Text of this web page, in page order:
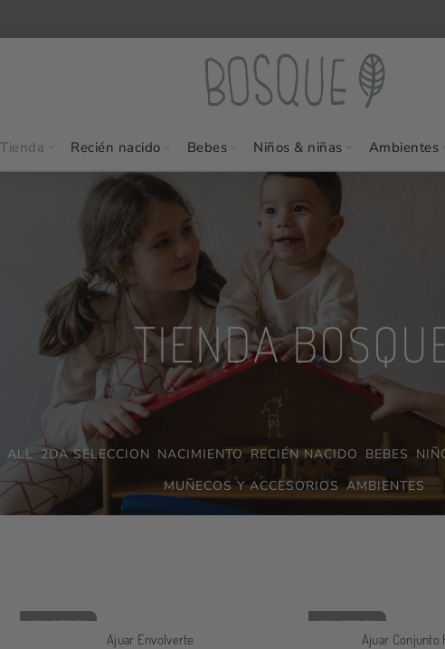
Tienda Recién nacido Bebes Niños & niñas Ambientes
TIENDA
ALL 2DA SELECCION NACIMIENTO RECIÉN NACIDO BEBES
MUÑECOS Y ACCESORIOS AMBIENTES
SIN STOCK
Ajuar Envolverte
SIN STOCK
Ajuar Conjunto